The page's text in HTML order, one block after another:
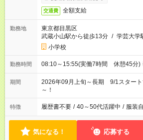
交通費 全額支給
勤務地
東京都目黒区
武蔵小山駅から徒歩13分 / 学芸大学
小学校
勤務時間 08:10～15:55(実働7時間 休憩45分)
期間
2026年09月上旬～長期 9/1スター
～！
特徴 履歴書不要 / 40～50代活躍中 / 服装
気になる！ 応募する